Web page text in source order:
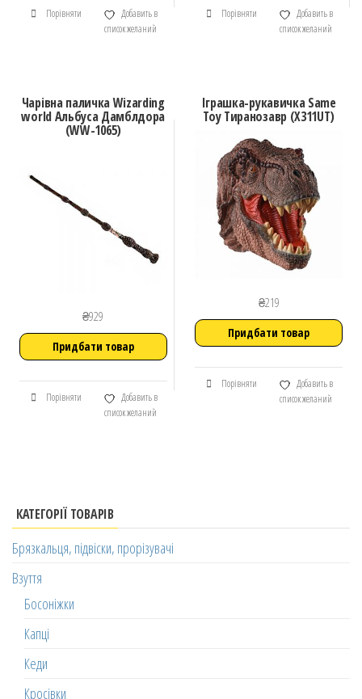
Порівняти
Добавить в
список желаний
Порівняти
Добавить в
список желаний
Чарівна паличка Wizarding
world Альбуса Дамблдора
(WW-1065)
₴929
Придбати товар
Порівняти
Добавить в
список желаний
Іграшка-рукавичка Same
Toy Тиранозавр (X311UT)
₴219
Придбати товар
Порівняти
Добавить в
список желаний
КАТЕГОРІЇ ТОВАРІВ
Брязкальця, підвіски, прорізувачі
Взуття
Босоніжки
Капці
Кеди
Кросівки